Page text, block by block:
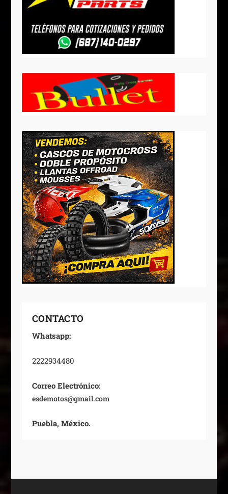
CONTACTO
Whatsapp:
2222934480
Correo Electrónico:
esdemotos@gmail.com
Puebla, México.